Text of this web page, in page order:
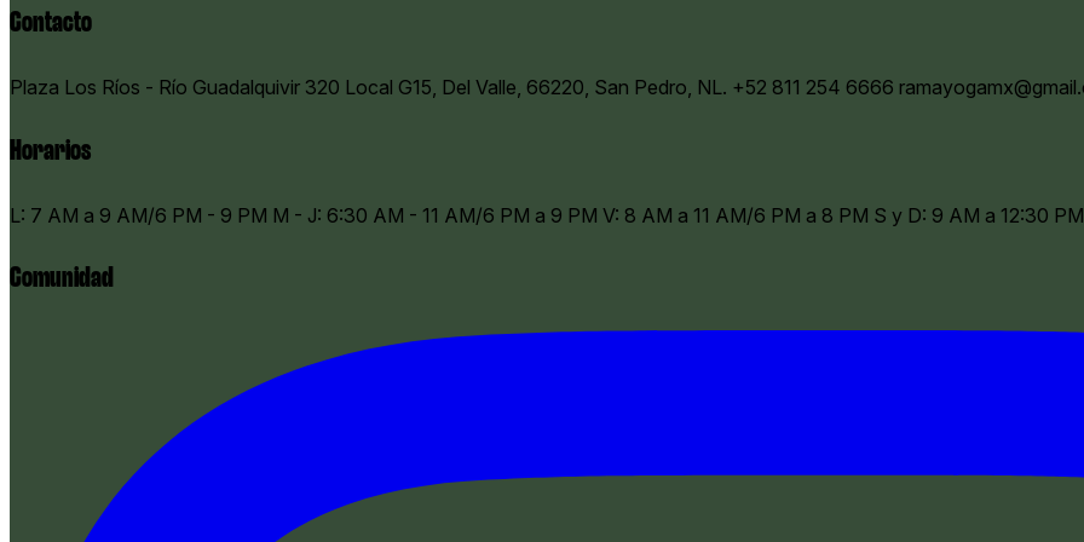
Contacto
Plaza Los Ríos - Río Guadalquivir 320 Local G15, Del Valle, 66220, San Pedro, NL. +52 811 254 6666
Horarios
​L: 7 AM a 9 AM/6 PM - 9 PM M - J: 6:30 AM - 11 AM/6 PM a 9 PM V: 8 AM a 11 AM/6 PM a 8 PM S y D: 9 AM a 12:30 PM
Comunidad